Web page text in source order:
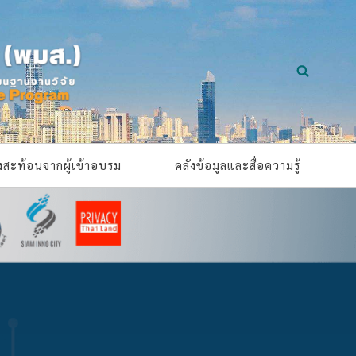
สะท้อนจากผู้เข้าอบรม คลังข้อมูลและสื่อความรู้